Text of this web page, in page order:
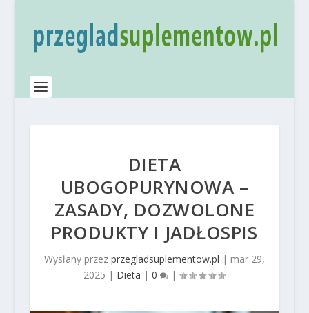
DIETA
UBOGOPURYNOWA –
ZASADY, DOZWOLONE
PRODUKTY I JADŁOSPIS
Wysłany przez przegladsuplementow.pl | mar 29,
2025 | Dieta |0 |